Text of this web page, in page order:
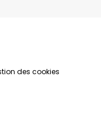
des cookies